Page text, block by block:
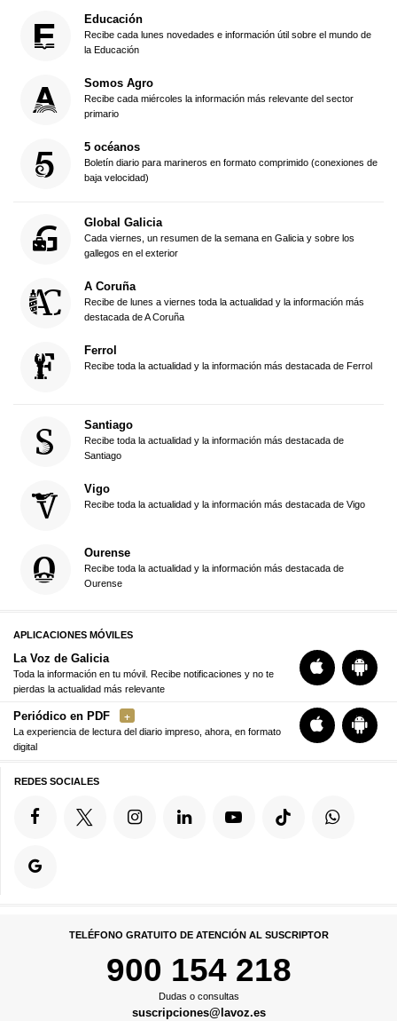
Educación
Recibe cada lunes novedades e información útil sobre el mundo de
la Educación
Somos Agro
Recibe cada miércoles la información más relevante del sector
primario
5 océanos
Boletín diario para marineros en formato comprimido (conexiones de
baja velocidad)
Global Galicia
Cada viernes, un resumen de la semana en Galicia y sobre los
gallegos en el exterior
A Coruña
Recibe de lunes a viernes toda la actualidad y la información más
destacada de A Coruña
Ferrol
Recibe toda la actualidad y la información más destacada de Ferrol
Santiago
Recibe toda la actualidad y la información más destacada de
Santiago
Vigo
Recibe toda la actualidad y la información más destacada de Vigo
Ourense
Recibe toda la actualidad y la información más destacada de
Ourense
APLICACIONES MÓVILES
La Voz de Galicia
Toda la información en tu móvil. Recibe notificaciones y no te
pierdas la actualidad más relevante
Periódico en PDF
La experiencia de lectura del diario impreso, ahora, en formato
digital
REDES SOCIALES
TELÉFONO GRATUITO DE ATENCIÓN AL SUSCRIPTOR
900 154 218
Dudas o consultas
suscripciones@lavoz.es